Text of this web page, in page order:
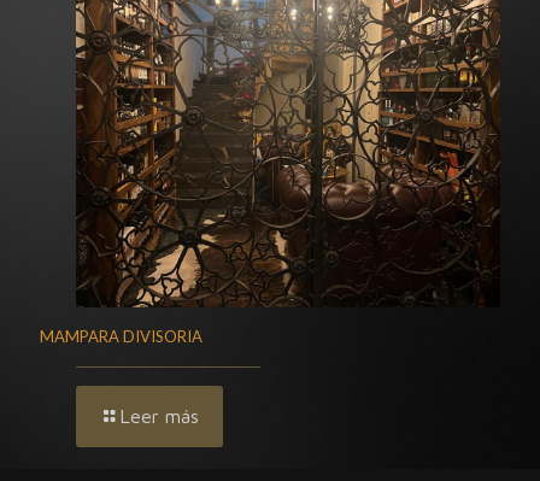
MAMPARA DIVISORIA
Leer más